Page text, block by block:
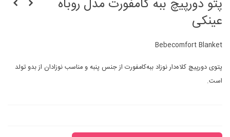
پتو دورپیچ ببه کامفورت مدل روباه
عینکی
Bebecomfort Blanket
پتوی دورپیچ کلاه‌دار نوزاد ببه‌کامفورت از جنس پنبه و مناسب نوزادان از بدو تولد
است.